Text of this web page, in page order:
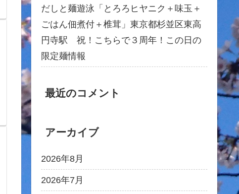
だしと麺遊泳「とろろヒヤニク＋味玉＋
ごはん佃煮付＋椎茸」東京都杉並区東高
円寺駅 祝！こちらで３周年！この日の
限定麺情報
最近のコメント
アーカイブ
2026年8月
2026年7月